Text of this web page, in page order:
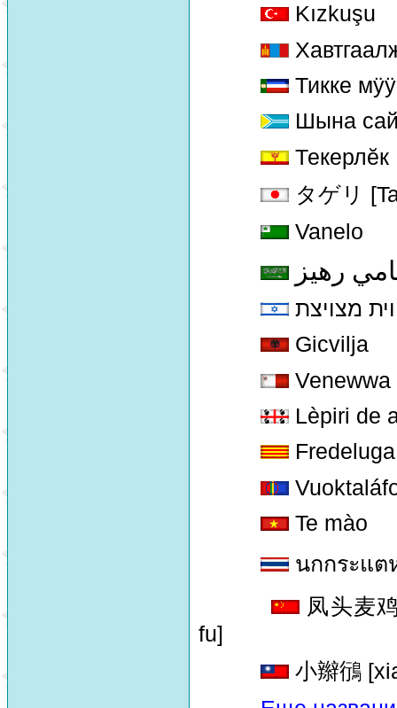
Kızkuşu
Тикке
Шына
Текерлĕк
タゲリ
Vanelo
رهيز
מצויצת
Gicvilja
Venewwa
Lèpiri de
Fredeluga
Te mào
นกกระแต
凤头麦
fu]
小辮鴴